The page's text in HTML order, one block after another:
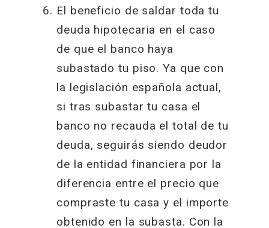
El beneficio de saldar toda tu
deuda hipotecaria en el caso
de que el banco haya
subastado tu piso. Ya que con
la legislación española actual,
si tras subastar tu casa el
banco no recauda el total de tu
deuda, seguirás siendo deudor
de la entidad financiera por la
diferencia entre el precio que
compraste tu casa y el importe
obtenido en la subasta. Con la